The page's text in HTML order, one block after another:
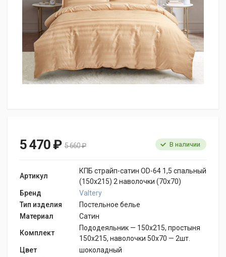
5 470 ₽ 5 660 ₽ В наличии
Артикул
КПБ страйп-сатин OD-64 1,5 спальный
(150х215) 2 наволочки (70х70)
Бренд
Valtery
Тип изделия
Постельное белье
Материал
Сатин
Комплект
Пододеяльник — 150х215, простыня
150х215, наволочки 50х70 — 2шт.
Цвет
шоколадный